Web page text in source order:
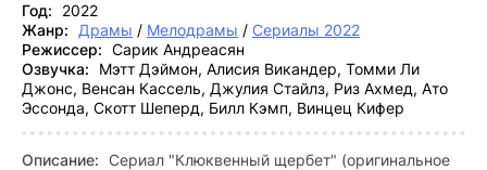
Год:
2022
Жанр:
Драмы / Мелодрамы / Сериалы 2022
Режиссер: Сарик Андреасян
Озвучка:
Мэтт Дэймон, Алисия Викандер, Томми Ли
Джонс, Венсан Кассель, Джулия Стайлз, Риз Ахмед, Ато
Эссонда, Скотт Шеперд, Билл Кэмп, Винцец Кифер
Описание: Сериал "Клюквенный щербет" (оригинальное